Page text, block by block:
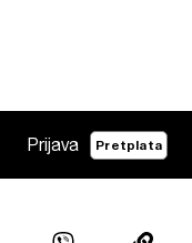
Prijava Pretplata